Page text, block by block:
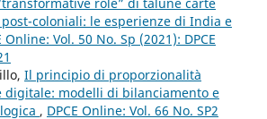
coloniali: le esperienze di India e
Online: Vol. 50 No. Sp (2021): DPCE
Il principio di proporzionalità
digitale: modelli di bilanciamento e
, DPCE Online: Vol. 66 No. SP2